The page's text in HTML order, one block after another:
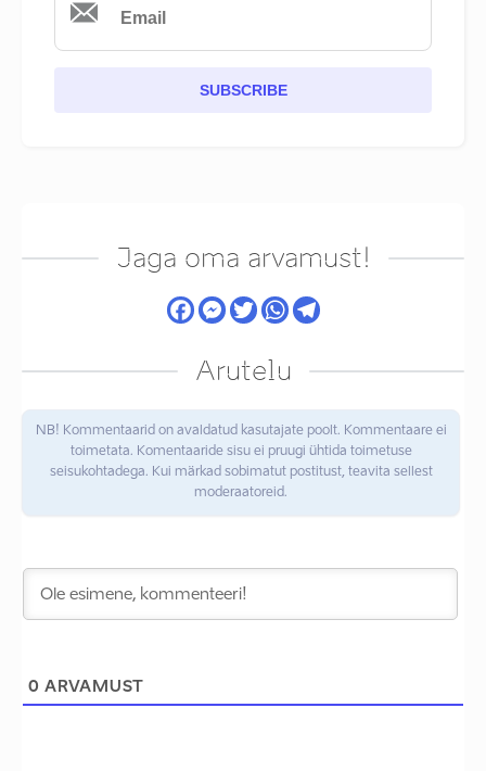
SUBSCRIBE
Jaga oma arvamust!
Arutelu
NB! Kommentaarid on avaldatud kasutajate poolt. Kommentaare ei
toimetata. Komentaaride sisu ei pruugi ühtida toimetuse
seisukohtadega. Kui märkad sobimatut postitust, teavita sellest
moderaatoreid.
0 ARVAMUST